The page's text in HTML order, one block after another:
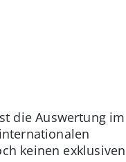
die Auswertung im
keinen exklusiven